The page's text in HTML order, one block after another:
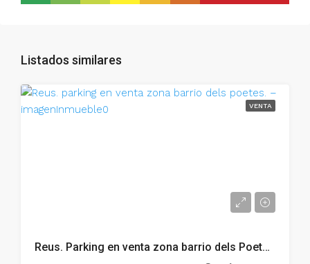
Listados similares
VENTA
Reus. Parking en venta zona barrio dels Poetes. – 002.06278